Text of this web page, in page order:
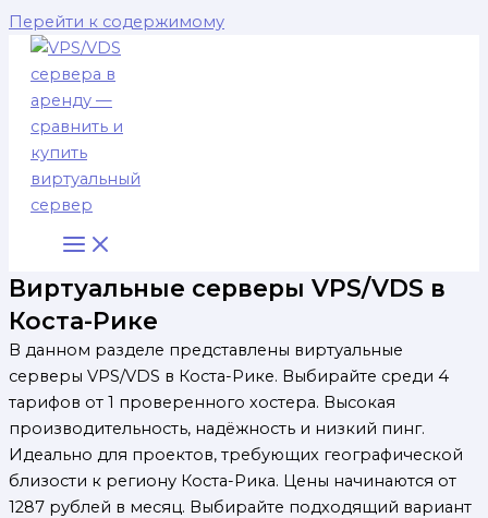
Перейти к содержимому
Виртуальные серверы VPS/VDS в
Коста-Рике
В данном разделе представлены виртуальные
серверы VPS/VDS в Коста-Рике. Выбирайте среди 4
тарифов от 1 проверенного хостера. Высокая
производительность, надёжность и низкий пинг.
Идеально для проектов, требующих географической
близости к региону Коста-Рика. Цены начинаются от
1287 рублей в месяц. Выбирайте подходящий вариант